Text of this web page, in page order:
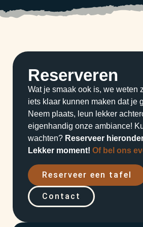
Reserveren
Wat je smaak ook is, we weten
iets klaar kunnen maken dat je
Neem plaats, leun lekker
eigenhandig onze ambiance!
wachten? Reserveer
Lekker moment! Of bel ons
Reserveer een tafel
Contact